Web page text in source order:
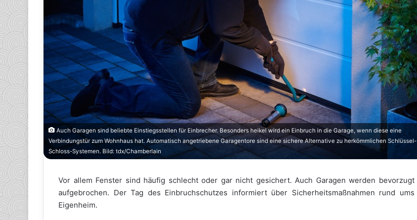
Auch Garagen sind beliebte Einstiegsstellen für Einbrecher. Besonders heikel wird ein Einbruch in die Garage, wenn diese eine
Verbindungstür zum Wohnhaus hat. Automatisch angetriebene Garagentore sind eine sichere Alternative zu herkömmlichen Schlüssel-
Schloss-Systemen. Bild: tdx/Chamberlain
Vor allem Fenster sind häufig schlecht oder gar nicht gesichert. Auch Garagen werden bevorzugt
aufgebrochen. Der Tag des Einbruchschutzes informiert über Sicherheitsmaßnahmen rund ums
Eigenheim.